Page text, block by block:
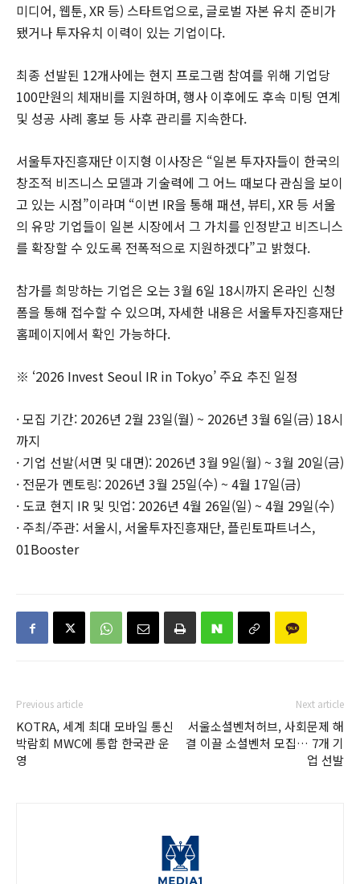
미디어, 웹툰, XR 등) 스타트업으로, 글로벌 자본 유치 준비가
됐거나 투자유치 이력이 있는 기업이다.
최종 선발된 12개사에는 현지 프로그램 참여를 위해 기업당
100만원의 체재비를 지원하며, 행사 이후에도 후속 미팅 연계
및 성공 사례 홍보 등 사후 관리를 지속한다.
서울투자진흥재단 이지형 이사장은 “일본 투자자들이 한국의
창조적 비즈니스 모델과 기술력에 그 어느 때보다 관심을 보이
고 있는 시점”이라며 “이번 IR을 통해 패션, 뷰티, XR 등 서울
의 유망 기업들이 일본 시장에서 그 가치를 인정받고 비즈니스
를 확장할 수 있도록 전폭적으로 지원하겠다”고 밝혔다.
참가를 희망하는 기업은 오는 3월 6일 18시까지 온라인 신청
폼을 통해 접수할 수 있으며, 자세한 내용은 서울투자진흥재단
홈페이지에서 확인 가능하다.
※ ‘2026 Invest Seoul IR in Tokyo’ 주요 추진 일정
· 모집 기간: 2026년 2월 23일(월) ~ 2026년 3월 6일(금) 18시
까지
· 기업 선발(서면 및 대면): 2026년 3월 9일(월) ~ 3월 20일(금)
· 전문가 멘토링: 2026년 3월 25일(수) ~ 4월 17일(금)
· 도쿄 현지 IR 및 밋업: 2026년 4월 26일(일) ~ 4월 29일(수)
· 주최/주관: 서울시, 서울투자진흥재단, 플린토파트너스,
01Booster
Previous article
KOTRA, 세계 최대 모바일 통신
박람회 MWC에 통합 한국관 운
영
Next article
서울소셜벤처허브, 사회문제 해
결 이끌 소셜벤처 모집… 7개 기
업 선발